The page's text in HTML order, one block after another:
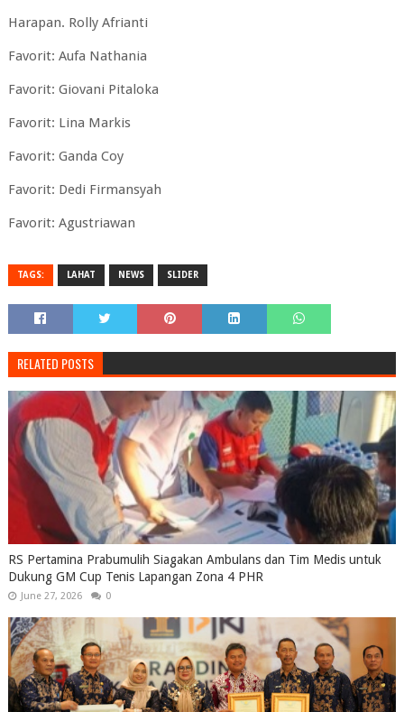
Harapan. Rolly Afrianti
Favorit: Aufa Nathania
Favorit: Giovani Pitaloka
Favorit: Lina Markis
Favorit: Ganda Coy
Favorit: Dedi Firmansyah
Favorit: Agustriawan
TAGS: LAHAT NEWS SLIDER
RELATED POSTS
RS Pertamina Prabumulih Siagakan Ambulans dan Tim Medis untuk
Dukung GM Cup Tenis Lapangan Zona 4 PHR
June 27, 2026 0